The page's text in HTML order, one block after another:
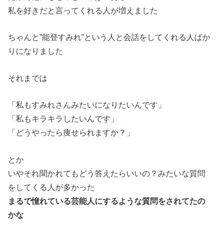
私を好きだと言ってくれる人が増えました
ちゃんと”能登すみれ”という人と会話をしてくれる人ばか
りになりました
それまでは
「私もすみれさんみたいになりたいんです」
「私もキラキラしたいんです」
「どうやったら痩せられますか？」
とか
いやそれ聞かれてもどう答えたらいいの？みたいな質問
をしてくる人が多かった
まるで憧れている芸能人にするような質問をされてたの
かな